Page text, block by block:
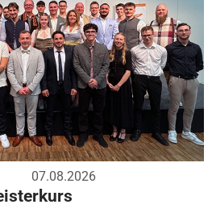
07.08.2026